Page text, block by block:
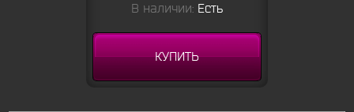
В наличии: Есть
КУПИТЬ